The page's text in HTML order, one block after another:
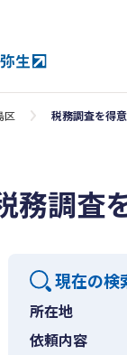
区 税務調査を得
務調査
現在の検
所在地
依頼内容